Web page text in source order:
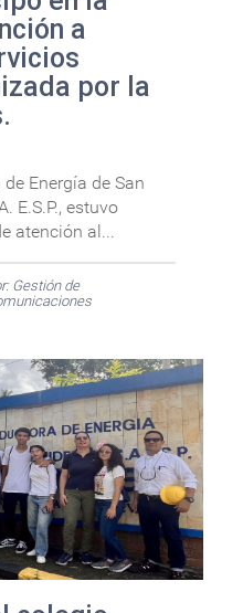
a
por la
Energía de San
E.S.P., estuvo
atención al...
Gestión de